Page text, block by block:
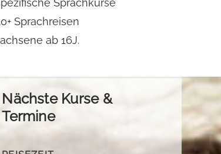
Sprachkurse
Sprachreisen
ab 16J.
Nächste Kurse &
Termine